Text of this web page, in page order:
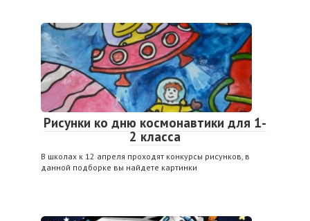
Рисунки ко дню космонавтики для 1-
2 класса
В школах к 12 апреля проходят конкурсы рисунков, в
данной подборке вы найдете картинки